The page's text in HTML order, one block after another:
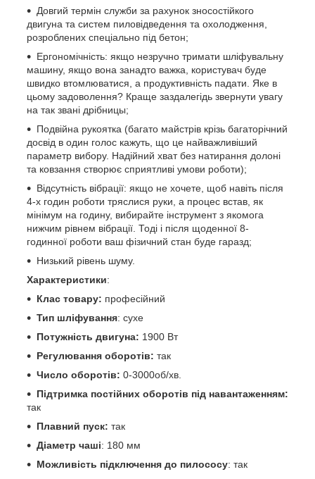
Довгий термін служби за рахунок зносостійкого
двигуна та систем пиловідведення та охолодження,
розроблених спеціально під бетон;
Ергономічність: якщо незручно тримати шліфувальну
машину, якщо вона занадто важка, користувач буде
швидко втомлюватися, а продуктивність падати. Яке в
цьому задоволення? Краще заздалегідь звернути увагу
на так звані дрібницы;
Подвійна рукоятка (багато майстрів крізь багаторічний
досвід в один голос кажуть, що це найважливіший
параметр вибору. Надійний хват без натирання долоні
та ковзання створює сприятливі умови роботи);
Відсутність вібрації: якщо не хочете, щоб навіть після
4-х годин роботи тряслися руки, а процес встав, як
мінімум на годину, вибирайте інструмент з якомога
нижчим рівнем вібрації. Тоді і після щоденної 8-
годинної роботи ваш фізичний стан буде гаразд;
Низький рівень шуму.
Характеристики:
Клас товару: професійний
Тип шліфування: сухе
Потужність двигуна: 1900 Вт
Регулювання оборотів: так
Число оборотів: 0-3000об/хв.
Підтримка постійних оборотів під навантаженням:
так
Плавний пуск: так
Діаметр чаші: 180 мм
Можливість підключення до пилососу: так